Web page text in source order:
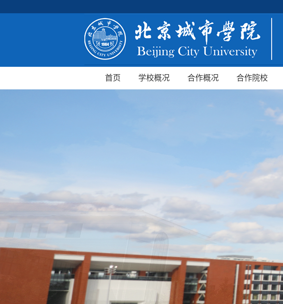
首页 学校概况 合作概况 合作院校